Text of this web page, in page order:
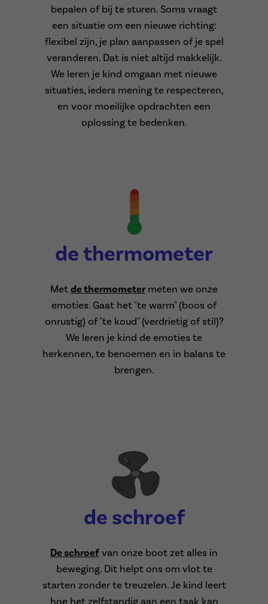
bepalen of bij te sturen. Soms vraagt
een situatie om een nieuwe richting:
flexibel zijn, je plan aanpassen of je spel
veranderen. Dat is niet altijd makkelijk.
We leren je kind omgaan met nieuwe
situaties, ieders mening te respecteren,
en voor moeilijke opdrachten een
oplossing te bedenken.
de thermometer
Met de thermometermeten we onze
emoties. Gaat het "te warm" (boos of
onrustig) of "te koud" (verdrietig of stil)?
We leren je kind de emoties te
herkennen, te benoemen en in balans te
brengen.
de schroef
De schroef van onze boot zet alles in
beweging. Dit helpt ons om vlot te
starten zonder te treuzelen. Je kind leert
hoe het zelfstandig aan een taak kan